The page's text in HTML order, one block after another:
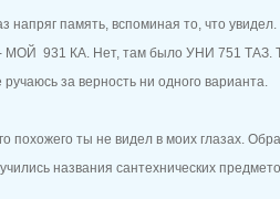
напряг память, вспоминая то, что увидел.
- МОЙ 931 КА. Нет, там было УНИ 751
за верность ни одного варианта.
похожего ты не видел в моих глазах.
названия сантехнических